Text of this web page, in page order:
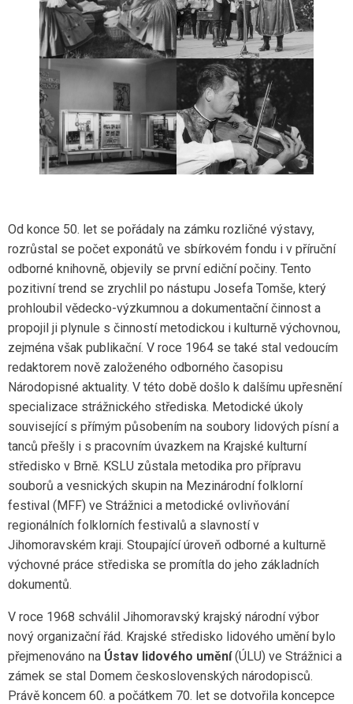
Od konce 50. let se pořádaly na zámku rozličné výstavy,
rozrůstal se počet exponátů ve sbírkovém fondu i v příruční
odborné knihovně, objevily se první ediční počiny. Tento
pozitivní trend se zrychlil po nástupu Josefa Tomše, který
prohloubil vědecko-výzkumnou a dokumentační činnost a
propojil ji plynule s činností metodickou i kulturně výchovnou,
zejména však publikační. V roce 1964 se také stal vedoucím
redaktorem nově založeného odborného časopisu
Národopisné aktuality. V této době došlo k dalšímu upřesnění
specializace strážnického střediska. Metodické úkoly
související s přímým působením na soubory lidových písní a
tanců přešly i s pracovním úvazkem na Krajské kulturní
středisko v Brně. KSLU zůstala metodika pro přípravu
souborů a vesnických skupin na Mezinárodní folklorní
festival (MFF) ve Strážnici a metodické ovlivňování
regionálních folklorních festivalů a slavností v
Jihomoravském kraji. Stoupající úroveň odborné a kulturně
výchovné práce střediska se promítla do jeho základních
dokumentů.
V roce 1968 schválil Jihomoravský krajský národní výbor
nový organizační řád. Krajské středisko lidového umění bylo
přejmenováno na Ústav lidového umění(ÚLU) ve Strážnici a
zámek se stal Domem československých národopisců.
Právě koncem 60. a počátkem 70. let se dotvořila koncepce